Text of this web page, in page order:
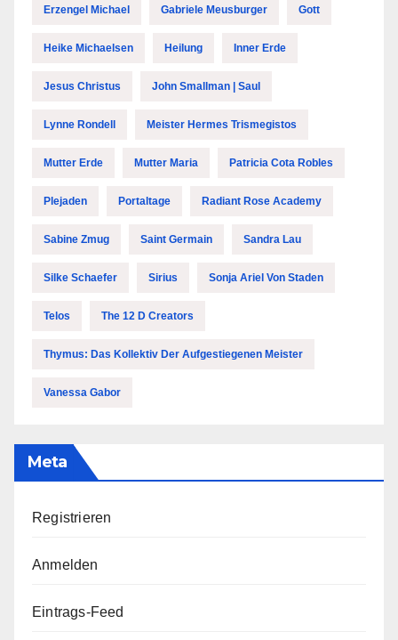
Erzengel Michael Gabriele Meusburger Gott
Heike Michaelsen Heilung Inner Erde
Jesus Christus John Smallman | Saul
Lynne Rondell Meister Hermes Trismegistos
Mutter Erde Mutter Maria Patricia Cota Robles
Plejaden Portaltage Radiant Rose Academy
Sabine Zmug Saint Germain Sandra Lau
Silke Schaefer Sirius Sonja Ariel Von Staden
Telos The 12 D Creators
Thymus: Das Kollektiv Der Aufgestiegenen Meister
Vanessa Gabor
Meta
Registrieren
Anmelden
Eintrags-Feed